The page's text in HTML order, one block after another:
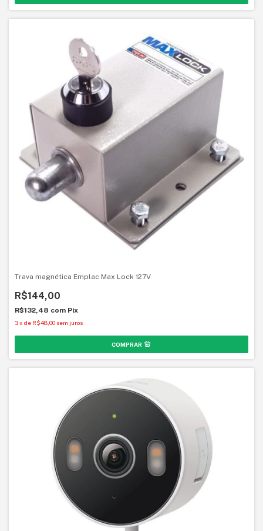
Trava magnética Emplac Max Lock 127V
R$144,00
R$132,48 com Pix
3x de R$48,00 sem juros